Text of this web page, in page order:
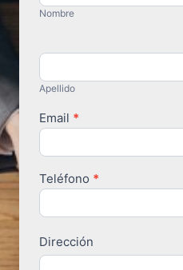
Form
Nombre
Apellido
Email *
Teléfono *
Dirección
Dirección